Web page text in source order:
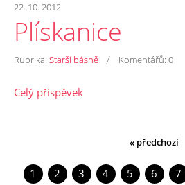
22. 10. 2012
Plískanice
Rubrika: Starší básně / Komentářů: 0
Celý příspěvek
« předchozí
1 2 3 4 5 6 7